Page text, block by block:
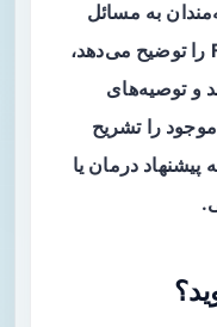
به مسائل
پزشکی، نکات کلیدی اطلاعیه FDA را توضیح می‌دهد،
و توصیه‌های
را تشریح
درمان یا